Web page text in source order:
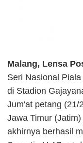
Malang, Lensa
Seri Nasional
di Stadion
Jum'at petang (21/
Jawa Timur
akhirnya berhasil